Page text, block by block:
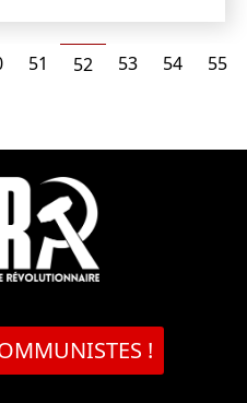
51 52 53 54
55
!